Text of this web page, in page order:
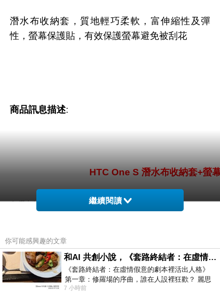
潛水布收納套，質地輕巧柔軟，富伸縮性及彈
性，螢幕保護貼，有效保護螢幕避免被刮花
商品訊息描述:
HTC One S 潛水布收納套+螢
1. 潛水布收納套，質地輕巧柔軟，富伸縮性及彈性
HTC One S 潛水布收納套，質地輕巧柔軟，富伸縮性及彈性，手機抽放/
照機身貼身剪裁及手工縫製，能完整有效保護 One S 機身避免刮傷及碰撞
繼續閱讀
你可能感興趣的文章
和AI 共創小說，《套路終結者：在虛情假意的劇本裡活出人格》
《套路終結者：在虛情假意的劇本裡活出人格》
第一章：修羅場的序曲，誰在人設裡狂歡？ 麗思
卡爾頓酒店的總統套房內，燈光昏
7 小時前